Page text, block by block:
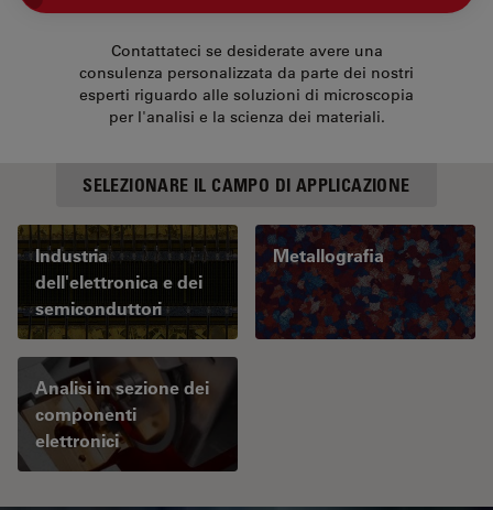
Contattateci se desiderate avere una
consulenza personalizzata da parte dei nostri
esperti riguardo alle soluzioni di microscopia
per l'analisi e la scienza dei materiali.
SELEZIONARE IL CAMPO DI APPLICAZIONE
Industria
dell'elettronica e dei
semiconduttori
Metallografia
Analisi in sezione dei
componenti
elettronici